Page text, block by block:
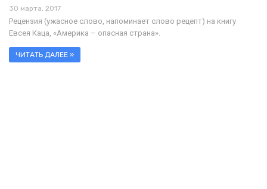
30 марта, 2017
Рецензия (ужасное слово, напоминает слово рецепт) на книгу
Евсея Каца, «Америка – опасная страна».
ЧИТАТЬ ДАЛЕЕ »